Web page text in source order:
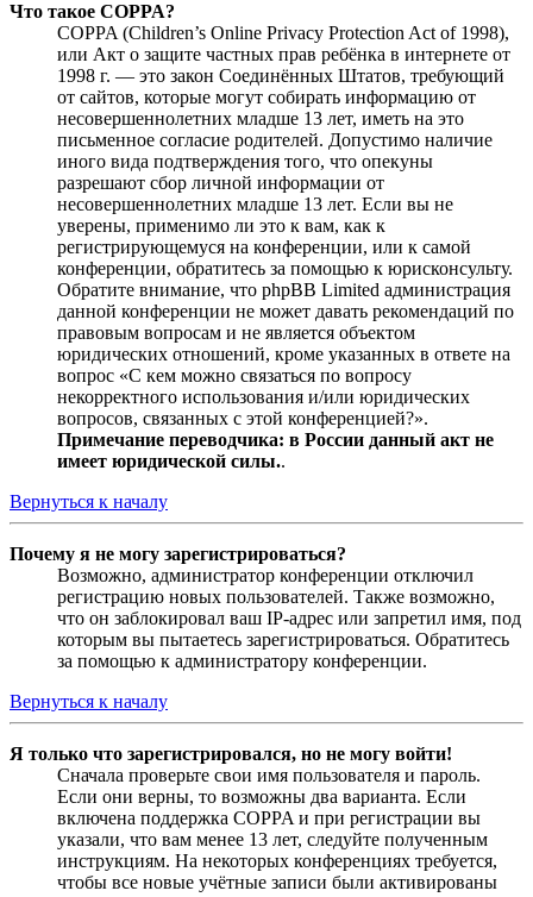
Что такое COPPA?
COPPA (Children’s Online Privacy Protection Act of 1998),
или Акт о защите частных прав ребёнка в интернете от
1998 г. — это закон Соединённых Штатов, требующий
от сайтов, которые могут собирать информацию от
несовершеннолетних младше 13 лет, иметь на это
письменное согласие родителей. Допустимо наличие
иного вида подтверждения того, что опекуны
разрешают сбор личной информации от
несовершеннолетних младше 13 лет. Если вы не
уверены, применимо ли это к вам, как к
регистрирующемуся на конференции, или к самой
конференции, обратитесь за помощью к юрисконсульту.
Обратите внимание, что phpBB Limited администрация
данной конференции не может давать рекомендаций по
правовым вопросам и не является объектом
юридических отношений, кроме указанных в ответе на
вопрос «С кем можно связаться по вопросу
некорректного использования и/или юридических
вопросов, связанных с этой конференцией?».
Примечание переводчика: в России данный акт не
имеет юридической силы..
Вернуться к началу
Почему я не могу зарегистрироваться?
Возможно, администратор конференции отключил
регистрацию новых пользователей. Также возможно,
что он заблокировал ваш IP-адрес или запретил имя, под
которым вы пытаетесь зарегистрироваться. Обратитесь
за помощью к администратору конференции.
Вернуться к началу
Я только что зарегистрировался, но не могу войти!
Сначала проверьте свои имя пользователя и пароль.
Если они верны, то возможны два варианта. Если
включена поддержка COPPA и при регистрации вы
указали, что вам менее 13 лет, следуйте полученным
инструкциям. На некоторых конференциях требуется,
чтобы все новые учётные записи были активированы